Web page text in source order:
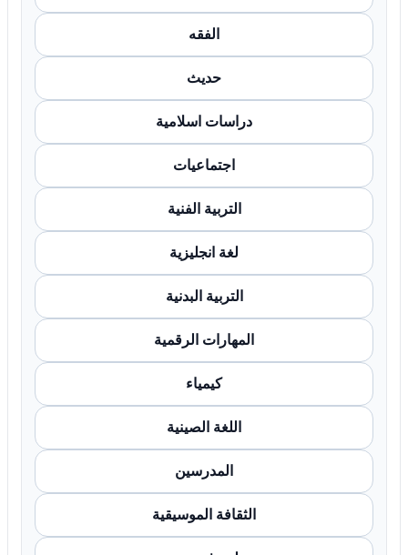
الفقه
حديث
دراسات اسلامية
اجتماعيات
التربية الفنية
لغة انجليزية
التربية البدنية
المهارات الرقمية
كيمياء
اللغة الصينية
المدرسين
الثقافة الموسيقية